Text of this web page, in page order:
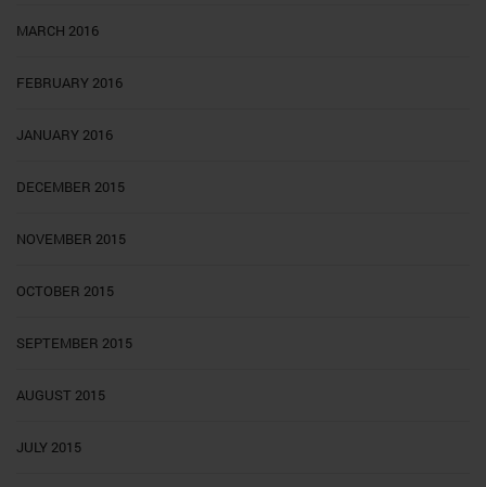
MARCH 2016
FEBRUARY 2016
JANUARY 2016
DECEMBER 2015
NOVEMBER 2015
OCTOBER 2015
SEPTEMBER 2015
AUGUST 2015
JULY 2015